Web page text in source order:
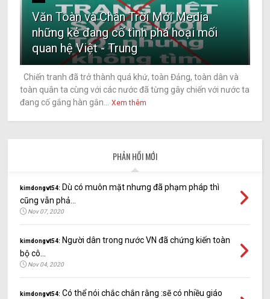
Văn Toàn và Chân Trời Mới Media
những kẻ đang cố tình phá hoại mối
quan hệ Việt - Trung
Chiến tranh đã trở thành quá khứ, toàn Đảng, toàn dân và
toàn quân ta cùng với các nước đã từng gây chiến với nước ta
đang cố gắng hàn gắn...
Xem thêm
PHẢN HỒI MỚI
kimdongvt54: Dù có muôn mặt nhưng đã phạm pháp thì
cũng vẫn phả...
Nov 07, 2020
kimdongvt54: Người dân trong nước VN đã chứng kiến toàn
bộ cô...
Nov 04, 2020
kimdongvt54: Có thể nói chắc chắn rằng :sẽ có nhiều giáo